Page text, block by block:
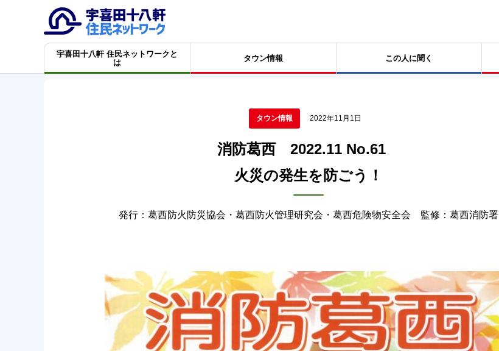
宇喜田十八軒 住民ネットワークと
は
タウン情報 この人に聞く
タウン情報 2022年11月1日
消防葛西 2022.11 No.61
火災の発生を防ごう！
発行：葛西防火防災協会・葛西防火管理研究会・葛西危険物安全会 監修：葛西消防署